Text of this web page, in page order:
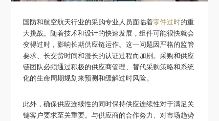
国防和航空航天行业的采购专业人员面临着零件过时的重
大挑战。随着技术和设计的快速发展，组件可能很快就会
变得过时，影响长期供应链运作。这一问题因严格的监管
要求、长交货时间和漫长的认证过程而加剧。采购和供应
链团队必须通过积极的供应商管理、替代采购策略和系统
化的生命周期规划来预测和缓解过时风险。
此外，确保供应连续性的同时保持供应连续性对于满足关
键客户要求至关重要。与供应商的合作努力、对市场趋势